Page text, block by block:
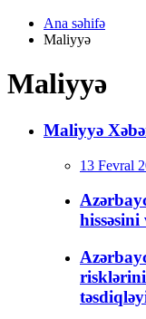
Ana səhifə
Maliyyə
Maliyyə
Maliyyə
13 Fevral